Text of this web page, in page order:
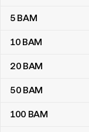
5 BAM
10 BAM
20 BAM
50 BAM
100 BAM